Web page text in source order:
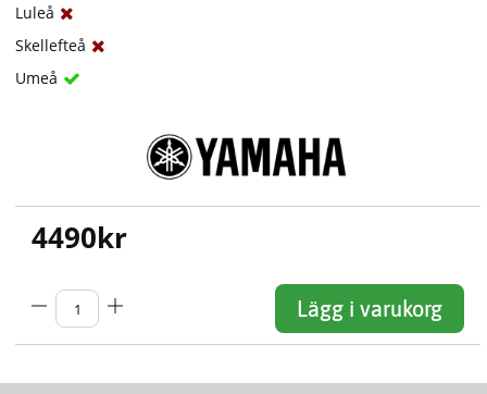
Luleå
Skellefteå
Umeå
4490kr
Lägg i varukorg